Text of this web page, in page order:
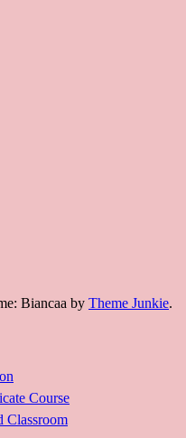
Biancaa by Theme Junkie.
Course
Classroom